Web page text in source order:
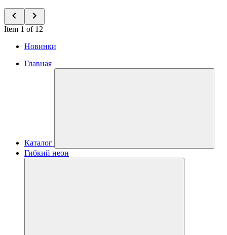
Item 1 of 12
Новинки
Главная
Каталог
Гибкий неон